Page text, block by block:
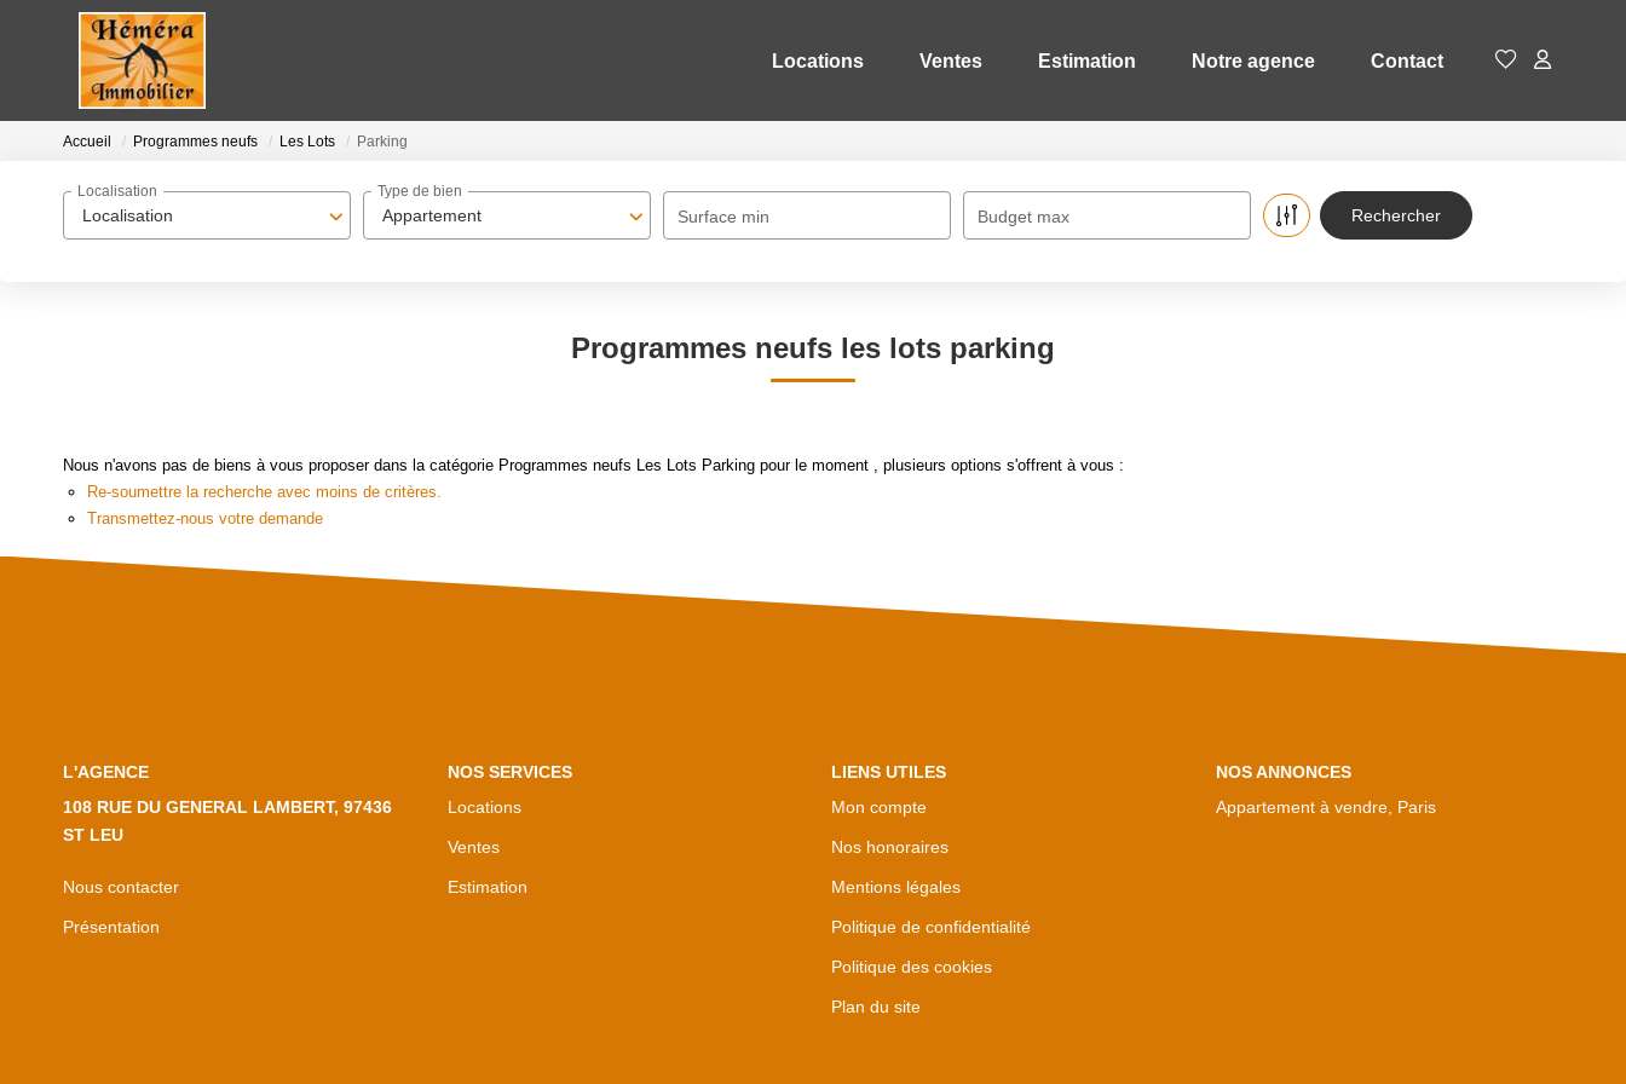
Locations Ventes Estimation Notre agence Contact
Accueil Programmes neufs Les Lots Parking
Localisation
Localisation
Appartement
Type de bien
Surface min Budget max
Programmes neufs les lots parking
Nous n'avons pas de biens à vous proposer dans la catégorie Programmes neufs Les Lots Parking pour le moment , plusieurs options s'offrent à vous :
Re-soumettre la recherche avec moins de critères.
Transmettez-nous votre demande
L'AGENCE
108 RUE DU GENERAL LAMBERT, 97436
ST LEU
Nous contacter
Présentation
NOS SERVICES
Locations
Ventes
Estimation
LIENS UTILES
Mon compte
Nos honoraires
Mentions légales
Politique de confidentialité
Politique des cookies
Plan du site
NOS ANNONCES
Appartement à vendre, Paris